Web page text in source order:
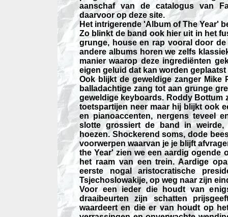
aanschaf van de catalogus van
daarvoor op deze site.
Het intrigerende 'Album of The Year'
Zo blinkt de band ook hier uit in het
grunge, house en rap vooral door
andere albums horen we zelfs
manier waarop deze ingrediënten
eigen geluid dat kan worden
Ook blijkt de geweldige zanger
balladachtige zang tot aan grunge
geweldige keyboards. Roddy Bottum
toetspartijen neer maar hij blijkt ook
en pianoaccenten, nergens teveel
slotte grossiert de band in weirde,
hoezen. Shockerend soms, dode
voorwerpen waarvan je je blijft
the Year' zien we een aardig ogende
het raam van een trein. Aardige
eerste nogal aristocratische
Tsjechoslowakije, op weg naar zijn
Voor een ieder die houdt van
draaibeurten zijn schatten
waardeert en die er van houdt op